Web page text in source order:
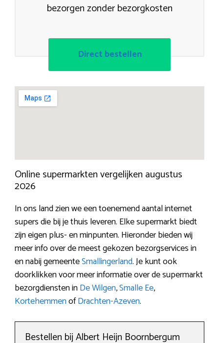
bezorgen zonder bezorgkosten
Direct bestellen
Online supermarkten vergelijken augustus
2026
In ons land zien we een toenemend aantal internet
supers die bij je thuis leveren. Elke supermarkt biedt
zijn eigen plus- en minpunten. Hieronder bieden wij
meer info over de meest gekozen bezorgservices in
en nabij gemeenteSmallingerland. Je kunt ook
doorklikken voor meer informatie over de supermarkt
bezorgdiensten inDe Wilgen,Smalle Ee,
KortehemmenofDrachten-Azeven.
Bestellen bij Albert Heijn Boornbergum